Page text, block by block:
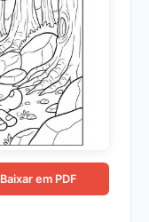
Baixar em PDF